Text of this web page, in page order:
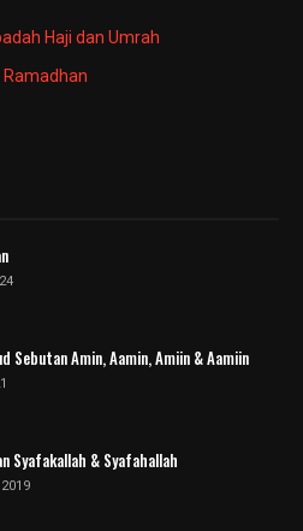
Haji dan Umrah
Sebutan Amin, Aamin, Amiin & Aamiin
Syafakallah & Syafahallah